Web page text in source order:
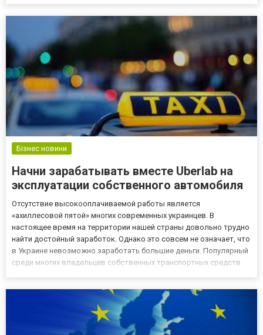
https://hh.ua/catalog/Avtomo...
Бізнес новини
Начни зарабатывать вместе Uberlab на
эксплуатации собственного автомобиля
Отсутствие высокооплачиваемой работы является
«ахиллесовой пятой» многих современных украинцев. В
настоящее время на территории нашей страны довольно трудно
найти достойный заработок. Однако это совсем не означает, что
в Украине невозможно заработать большие деньги. Популярный
среди многих владельцев собственных транспортных средств